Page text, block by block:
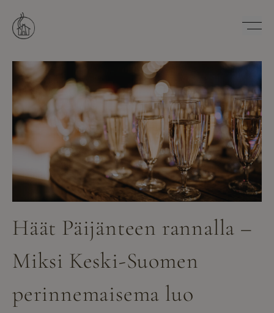
sisältöön
Häät Päijänteen rannalla –
Miksi Keski-Suomen
perinnemaisema luo